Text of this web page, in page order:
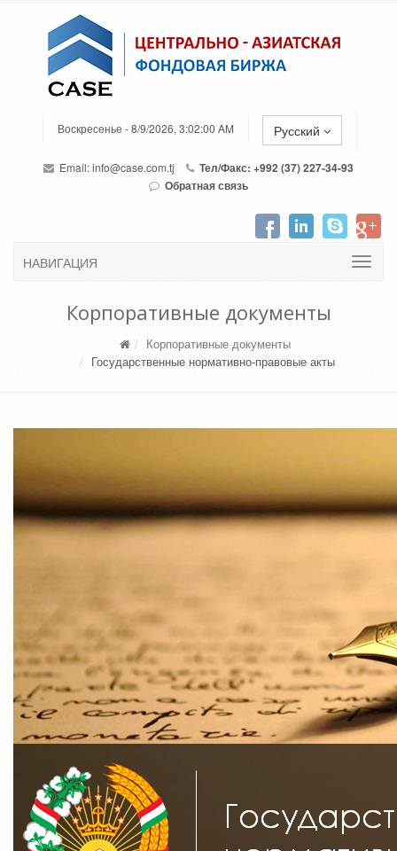
Воскресенье - 8/9/2026, 3:02:00 AM Русский
Email:info@case.com.tj
Тел/Факс: +992 (37) 227-34-93
Обратная связь
НАВИГАЦИЯ
Корпоративные документы
Корпоративные документы
Государственные нормативно-правовые акты